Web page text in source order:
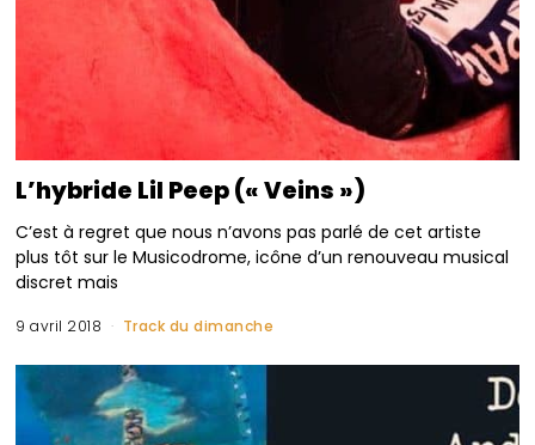
L’hybride Lil Peep (« Veins »)
C’est à regret que nous n’avons pas parlé de cet artiste
plus tôt sur le Musicodrome, icône d’un renouveau musical
discret mais
9 avril 2018 Track du dimanche